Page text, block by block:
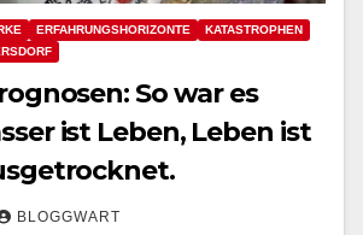
ERFAHRUNGSHORIZONTE
KATASTROPHEN
So war es
ist Leben, Leben ist
BLOGGWART